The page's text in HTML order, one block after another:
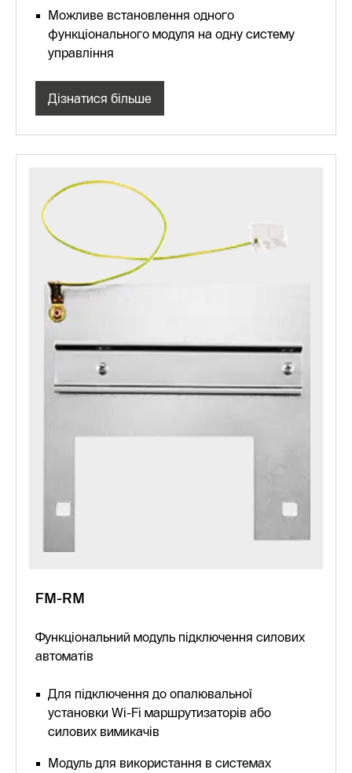
Можливе встановлення одного
функціонального модуля на одну систему
управління
Дізнатися більше
FM-RM
Функціональний модуль підключення силових
автоматів
Для підключення до опалювальної
установки Wi-Fi маршрутизаторів або
силових вимикачів
Модуль для використання в системах